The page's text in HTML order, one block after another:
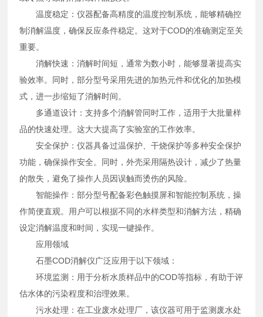
温度稳定：仪器配备高精度的温度控制系统，能够精确控
制消解温度，确保反应条件稳定。这对于COD的准确测定至关
重要。
消解快速：消解时间短，通常为数小时，能够显著提高实
验效率。同时，部分型号采用先进的加热元件和优化的加热模
式，进一步缩短了消解时间。
多通道设计：支持多个消解管同时工作，适用于大批量样
品的快速处理。这大大提高了实验室的工作效率。
安全保护：仪器具备过温保护、干烧保护等多种安全保护
功能，确保操作安全。同时，外壳采用隔热设计，减少了热量
的散失，避免了操作人员因误触而烫伤的风险。
智能操作：部分型号配备彩色触摸屏和智能控制系统，操
作简便直观。用户可以根据不同的水样类型和消解方法，精确
设定消解温度和时间，实现一键操作。
应用领域
石墨COD消解仪广泛应用于以下领域：
环境监测：用于分析水质样品中的COD等指标，有助于评
估水体的污染程度和治理效果。
污水处理：在工业废水处理厂，该仪器可用于监测废水处